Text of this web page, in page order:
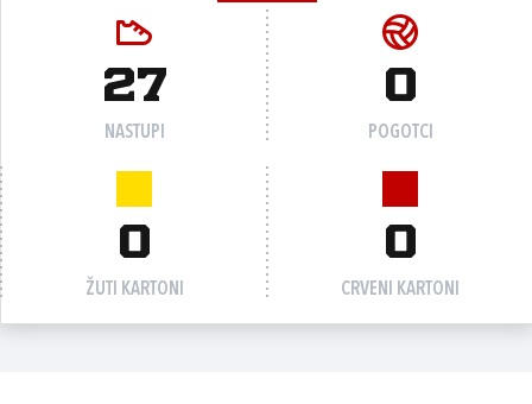
27
NASTUPI
0
POGOTCI
0
ŽUTI KARTONI
0
CRVENI KARTONI